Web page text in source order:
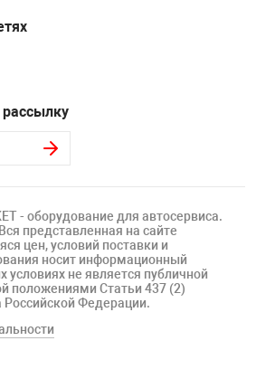
- оборудование для автосервиса.
представленная на сайте
цен, условий поставки и
носит информационный
условиях не является публичной
положениями Статьи 437 (2)
Российской Федерации.